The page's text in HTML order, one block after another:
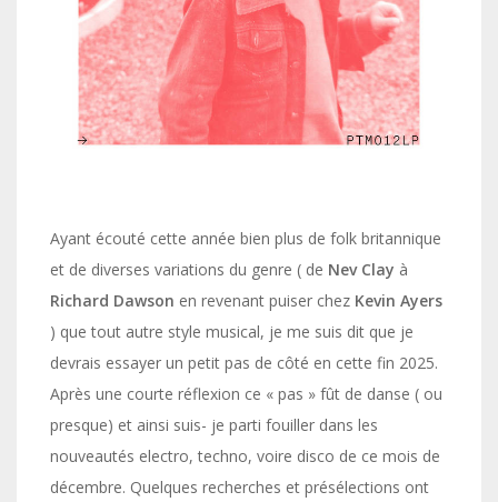
Ayant écouté cette année bien plus de folk britannique
et de diverses variations du genre ( de Nev Clay à
Richard Dawson en revenant puiser chez Kevin Ayers
) que tout autre style musical, je me suis dit que je
devrais essayer un petit pas de côté en cette fin 2025.
Après une courte réflexion ce « pas » fût de danse ( ou
presque) et ainsi suis- je parti fouiller dans les
nouveautés electro, techno, voire disco de ce mois de
décembre. Quelques recherches et présélections ont